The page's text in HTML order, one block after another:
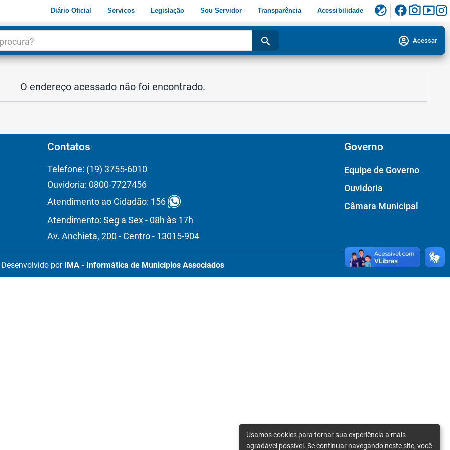
Diário Oficial Serviços Legislação Sou Servidor Transparência Acessibilidade flaky facebookphoto_camerasmart_display
search account_circle Acessar
O endereço acessado não foi encontrado.
Contatos
Telefone: (19) 3755-6010
Ouvidoria: 0800-7727456
Atendimento ao Cidadão: 156
Atendimento: Seg a Sex - 08h às 17h
Av. Anchieta, 200 - Centro - 13015-904
Governo
Equipe de Governo
Ouvidoria
Câmara Municipal
Desenvolvido por IMA - Informática de Municípios Associados
Usamos cookies para tornar sua experiência a mais
agradável possível. Se continuar navegando neste site, você